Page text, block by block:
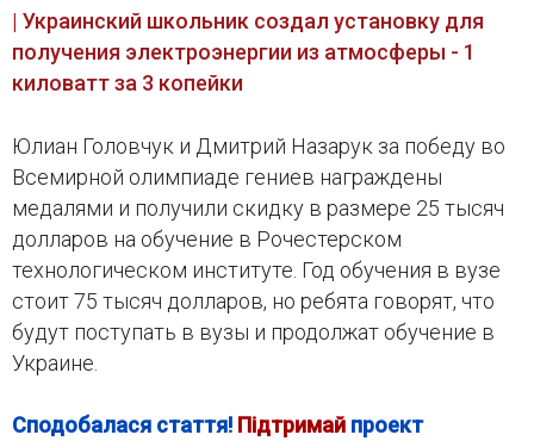
| Украинский школьник создал установку для
получения электроэнергии из атмосферы - 1
киловатт за 3 копейки
Юлиан Головчук и Дмитрий Назарук за победу во
Всемирной олимпиаде гениев награждены
медалями и получили скидку в размере 25 тысяч
долларов на обучение в Рочестерском
технологическом институте. Год обучения в вузе
стоит 75 тысяч долларов, но ребята говорят, что
будут поступать в вузы и продолжат обучение в
Украине.
Сподобалася стаття! Підтримайпроект